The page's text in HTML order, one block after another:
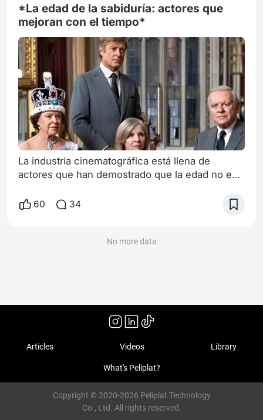
*La edad de la sabiduría: actores que
mejoran con el tiempo*
La industria cinematográfica está llena de
actores que han demostrado que la edad no es
su trabajo. A medida que pasan los años,
profundidad que les permite abordar papeles
60 34
No more data
Articles Videos Library
What's Peliplat?
Copyright © 2020-2026 Peliplat Technology
Co., Ltd. All rights reserved.